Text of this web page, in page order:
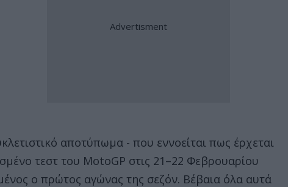
αποτύπωμα - που εννοείται πως έρχεται
τεστ του MotoGP στις 21–22 Φεβρουαρίου
ο πρώτος αγώνας της σεζόν. Βέβαια όλα αυτά